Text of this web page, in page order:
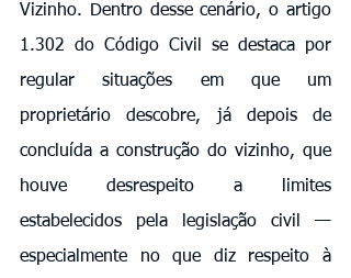
Vizinho. Dentro desse cenário, o artigo
1.302 do Código Civil se destaca por
regular situações em que um
proprietário descobre, já depois de
concluída a construção do vizinho, que
houve desrespeito a limites
estabelecidos pela legislação civil —
especialmente no que diz respeito à